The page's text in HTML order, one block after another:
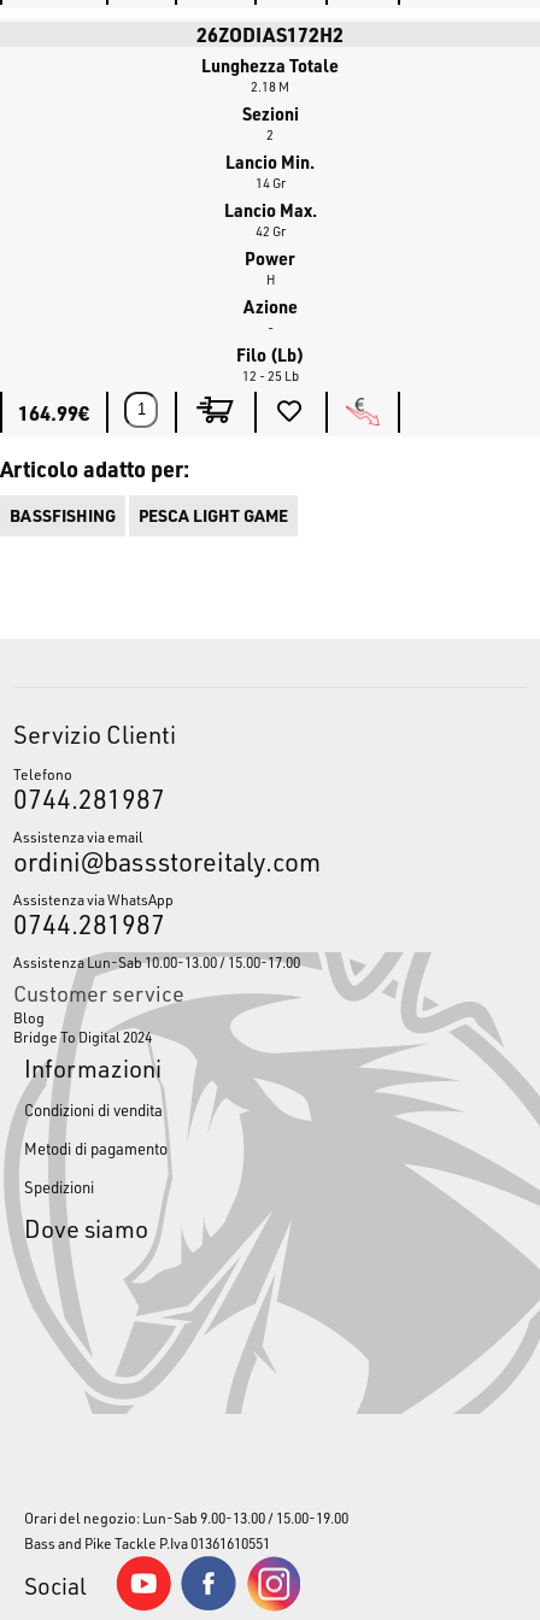
26ZODIAS172H2
Lunghezza Totale
2.18 M
Sezioni
2
Lancio Min.
14 Gr
Lancio Max.
42 Gr
Power
H
Azione
-
Filo (lb)
12 - 25 Lb
164.99€
Articolo adatto per:
BASSFISHING PESCA LIGHT GAME
Servizio Clienti
Telefono
0744.281987
Assistenza via email
ordini@bassstoreitaly.com
Assistenza via WhatsApp
0744.281987
Assistenza Lun-Sab 10.00-13.00 / 15.00-17.00
Customer service
Blog
Bridge To Digital 2024
Informazioni
Condizioni di vendita
Metodi di pagamento
Spedizioni
Dove siamo
Orari del negozio: Lun-Sab 9.00-13.00 / 15.00-19.00
Bass and Pike Tackle P.Iva 01361610551
Social